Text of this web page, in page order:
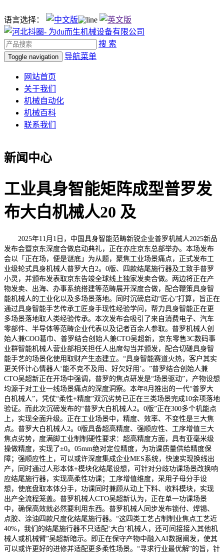
语言选择：
搜 索
Toggle navigation 导航菜单
网站首页
关于我们
机械自动化
机械百科
联系我们
新闻中心
工业具身智能矩阵成型普罗发
布大白机械人20 及
2025年11月1日，中国具身智能范畴新锐企业普罗机械人2025新品
发布会暨京东深度合做启动典礼，正在亦庄京东总部举办。本场发布
会以「正在场，便是谜底」为从题，聚焦工业场景痛点，正式发布工
业级轮式具身机械人普罗大白2。0版、四款结尾施行器及工致手普罗
小灵，并颁布发表取京东告竣全球线上独家发卖合做。两边将正在产
物发卖、出海、办事系统搭建等范畴展开深度合做，配合鞭策具身智
能机械人的工业化以及多场景落地。同时沉磅启动“匠心”打算，旨正在
通过具身智能手艺传承工匠身手现性经验学问，帮力具身智能正在更
多场景落地取人类经验传承。本次发布会吸引了来自消费电子、汽车
零部件、半导体等范畴企业代表以及记者百余人参取。普罗机械人创
始人兼COO葛巾、普罗结合创始人兼CTO吴超新，京东零售3C数码事
业群智能机械人营业部相关担任人出席勾当并颁发，配合切磋具身智
能手艺的场景化使用取财产生态建立。“具身智能赛道火热，客户其实
更关怀计心情器人‘能不克不及用、好欠好用’。”普罗结合创始人兼
CTO吴超新正在开场中强调，普罗的焦点研发是“场景驱动”，产物设想
均源于对工业一线场景痛点的深度洞察。本年8月推出的一代“普罗大
白机械人”，凭仗“柔性+精度”双沉劣势已正在三类场景完成10余项落地
验证。而此次沉磅发布的“普罗大白机械人2。0版”正在300多个机能点
上，实现全面升级。正在工业场景中，精度、效率、不变性是三大焦
点。普罗大白机械人2。0版具备超高精度、强顺应性、工序增值三大
焦点劣势，度满脚工业制制硬性要求：超高精度方面，具有亚毫米级
操做精度，实现了±0。05mm绝对定位精度，为功课质量供给精度保
障；强顺应性上，可以或许深度集成企业MES系统，快速实现换线出
产，同时通过人形本体+模块化结尾设想，可针对分歧功课场景改换响
应结尾施行器，实现高柔性功课；工序增值维度，采用子母分手设
想，使底盘取本体分手，功课同时兼顾从动上下料、收料模块，实现
出产全流程笼盖。普罗机械人CTO吴超新认为，正在单一功课场景
中，确保高效就必然要利用东西。普罗机械人同步发布锁付、焊锡、
点胶、涂油四款尺度化结尾施行器。“这四类工艺占制制业焦点工艺近
40%，我们的结尾施行器不只适配‘大白’机械人，还可间接接入其他机
械人或机械臂”吴超新暗示。即正在保守产物中融入AI数据阐发，使其
可以或许更好的进修并适配更多柔性场景。“寻求行业最优解”的旨，针